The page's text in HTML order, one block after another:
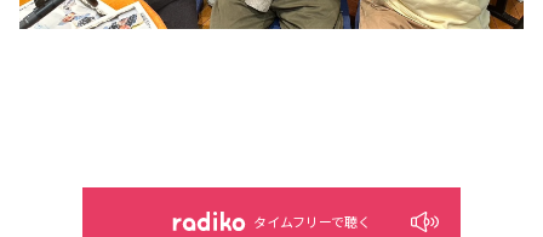
タイムフリーで聴く